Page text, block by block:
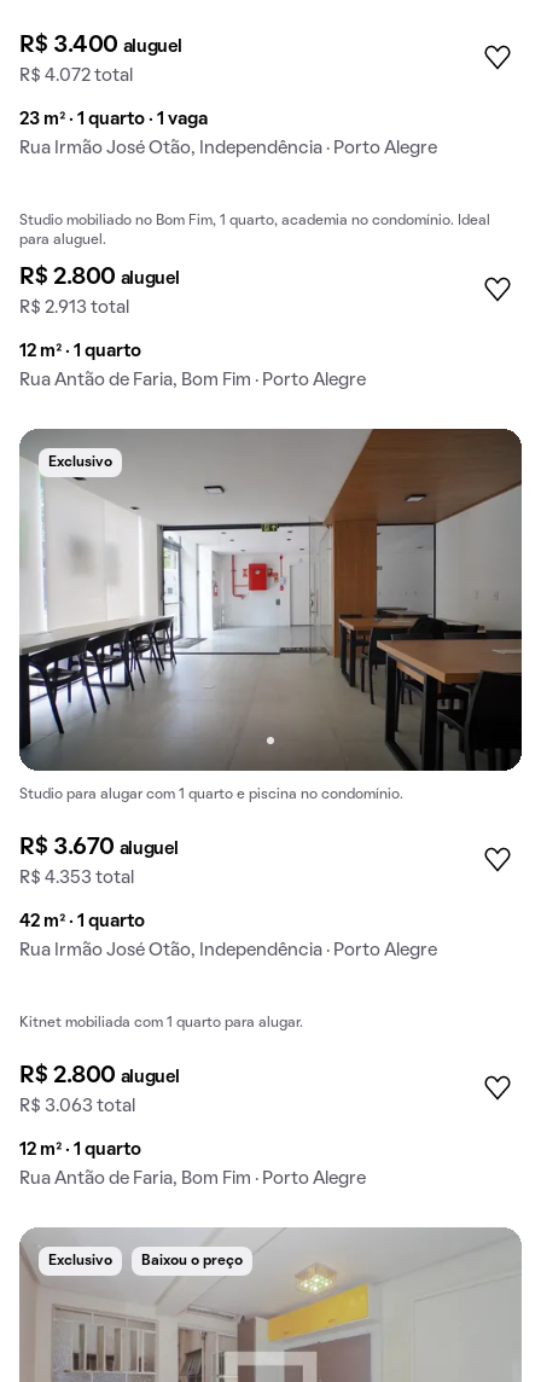
R$ 3.400 aluguel
R$ 4.072 total
23 m² · 1 quarto · 1 vaga
Rua Irmão José Otão, Independência · Porto Alegre
Studio mobiliado no Bom Fim, 1 quarto, academia no condomínio. Ideal
para aluguel.
R$ 2.800 aluguel
R$ 2.913 total
12 m² · 1 quarto
Rua Antão de Faria, Bom Fim · Porto Alegre
Exclusivo
Studio para alugar com 1 quarto e piscina no condomínio.
R$ 3.670 aluguel
R$ 4.353 total
42 m² · 1 quarto
Rua Irmão José Otão, Independência · Porto Alegre
Kitnet mobiliada com 1 quarto para alugar.
R$ 2.800 aluguel
R$ 3.063 total
12 m² · 1 quarto
Rua Antão de Faria, Bom Fim · Porto Alegre
Exclusivo Baixou o preço